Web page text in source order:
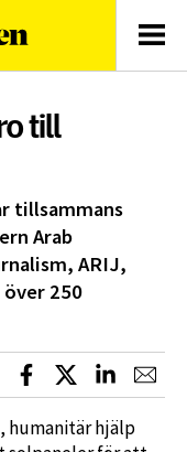
till
tillsammans
Arab
ARIJ,
250
Dela på Facebook
Dela på XDela på
humanitär hjälp